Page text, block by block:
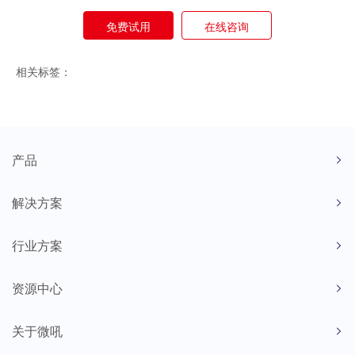
免费试用 在线咨询
相关标签：
产品
解决方案
行业方案
资源中心
关于微吼